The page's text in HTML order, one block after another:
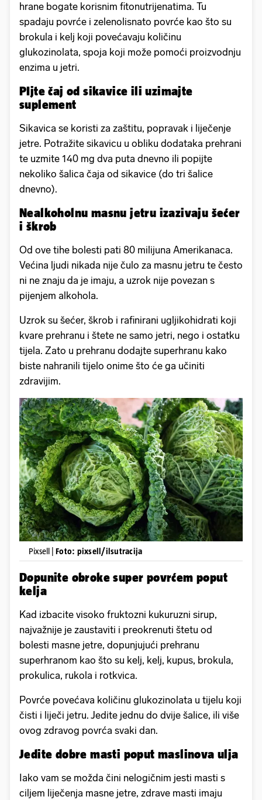
hrane bogate korisnim fitonutrijenatima. Tu
spadaju povrće i zelenolisnato povrće kao što su
brokula i kelj koji povećavaju količinu
glukozinolata, spoja koji može pomoći proizvodnju
enzima u jetri.
PIjte čaj od sikavice ili uzimajte
suplement
Sikavica se koristi za zaštitu, popravak i liječenje
jetre. Potražite sikavicu u obliku dodataka prehrani
te uzmite 140 mg dva puta dnevno ili popijte
nekoliko šalica čaja od sikavice (do tri šalice
dnevno).
Nealkoholnu masnu jetru izazivaju šećer
i škrob
Od ove tihe bolesti pati 80 milijuna Amerikanaca.
Većina ljudi nikada nije čulo za masnu jetru te često
ni ne znaju da je imaju, a uzrok nije povezan s
pijenjem alkohola.
Uzrok su šećer, škrob i rafinirani ugljikohidrati koji
kvare prehranu i štete ne samo jetri, nego i ostatku
tijela. Zato u prehranu dodajte superhranu kako
biste nahranili tijelo onime što će ga učiniti
zdravijim.
Pixsell | Foto: pixsell/ilsutracija
Dopunite obroke super povrćem poput
kelja
Kad izbacite visoko fruktozni kukuruzni sirup,
najvažnije je zaustaviti i preokrenuti štetu od
bolesti masne jetre, dopunjujući prehranu
superhranom kao što su kelj, kelj, kupus, brokula,
prokulica, rukola i rotkvica.
Povrće povećava količinu glukozinolata u tijelu koji
čisti i liječi jetru. Jedite jednu do dvije šalice, ili više
ovog zdravog povrća svaki dan.
Jedite dobre masti poput maslinova ulja
Iako vam se možda čini nelogičnim jesti masti s
ciljem liječenja masne jetre, zdrave masti imaju